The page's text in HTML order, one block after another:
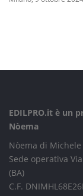
EDILPRO.it è un
Nòema
Nòema di Michele
Sede operativa
(BA)
C.F.